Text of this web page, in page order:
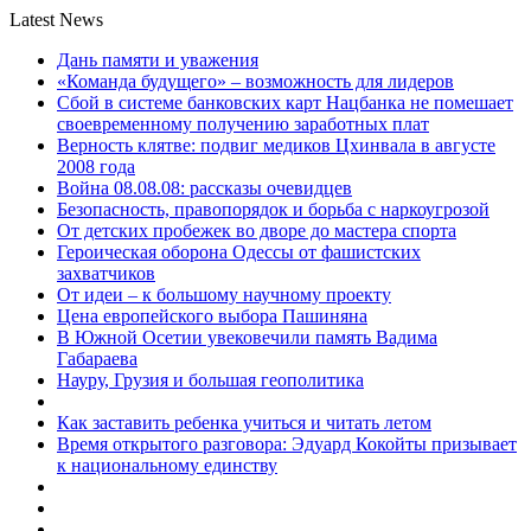
Latest News
Дань памяти и уважения
«Команда будущего» – возможность для лидеров
Сбой в системе банковских карт Нацбанка не помешает
своевременному получению заработных плат
Верность клятве: подвиг медиков Цхинвала в августе
2008 года
Война 08.08.08: рассказы очевидцев
Безопасность, правопорядок и борьба с наркоугрозой
От детских пробежек во дворе до мастера спорта
Героическая оборона Одессы от фашистских
захватчиков
От идеи – к большому научному проекту
Цена европейского выбора Пашиняна
В Южной Осетии увековечили память Вадима
Габараева
Науру, Грузия и большая геополитика
Как заставить ребенка учиться и читать летом
Время открытого разговора: Эдуард Кокойты призывает
к национальному единству